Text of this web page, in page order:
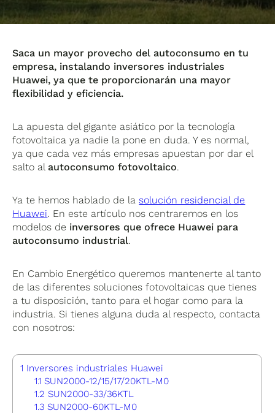
Saca un mayor provecho del autoconsumo en tu
empresa, instalando inversores industriales
Huawei, ya que te proporcionarán una mayor
flexibilidad y eficiencia.
La apuesta del gigante asiático por la tecnología
fotovoltaica ya nadie la pone en duda. Y es normal,
ya que cada vez más empresas apuestan por dar el
salto al autoconsumo fotovoltaico.
Ya te hemos hablado de lasolución residencial de
Huawei. En este artículo nos centraremos en los
modelos de inversores que ofrece Huawei para
autoconsumo industrial.
En Cambio Energético queremos mantenerte al tanto
de las diferentes soluciones fotovoltaicas que tienes
a tu disposición, tanto para el hogar como para la
industria. Si tienes alguna duda al respecto, contacta
con nosotros:
1 Inversores industriales Huawei
1.1 SUN2000-12/15/17/20KTL-M0
1.2 SUN2000-33/36KTL
1.3 SUN2000-60KTL-M0